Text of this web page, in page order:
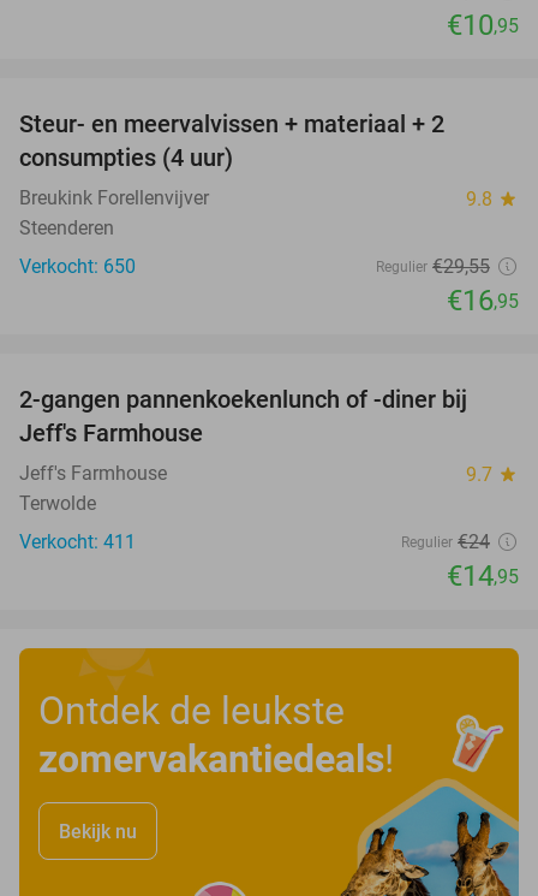
€10,95
Steur- en meervalvissen + materiaal + 2
consumpties (4 uur)
Breukink Forellenvijver 9.8 star
Steenderen
Verkocht: 650
Regulier €29,55
€16,95
38%
2-gangen pannenkoekenlunch of -diner bij
Jeff's Farmhouse
Jeff's Farmhouse 9.7 star
Terwolde
Verkocht: 411
Regulier €24
€14,95
Ontdek de leukste
zomervakantiedeals!
Bekijk nu